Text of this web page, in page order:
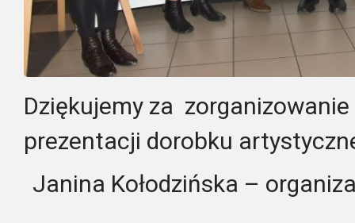
Dziękujemy za
prezentacji dorobku
Janina Kołodzińska –